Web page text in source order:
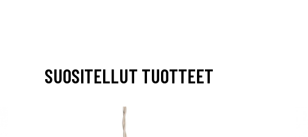
SUOSITELLUT TUOTTEET